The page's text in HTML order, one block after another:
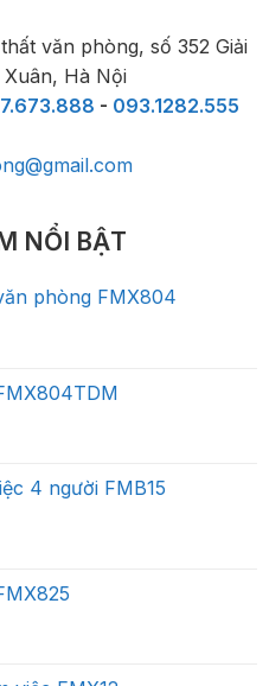
văn phòng, số 352 Giải
Hà Nội
- 093.1282.555
NỔI BẬT
phòng FMX804
4 người FMB15